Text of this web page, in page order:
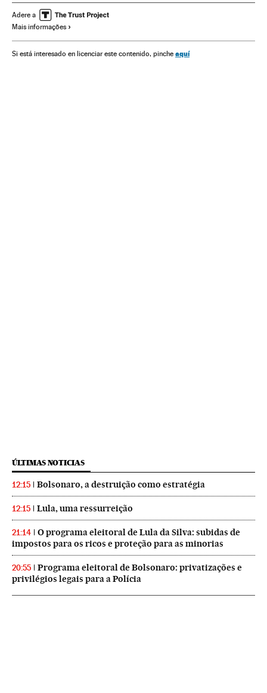
Proclamação Real Felipe VI
Felipe de Borbón y Grecia
Sucessão Real Chefe de Estado Casa Real Espanha
Adere a
Mais informações
Si está interesado en licenciar este contenido, pinche aquí
ÚLTIMAS NOTICIAS
12:15 Bolsonaro, a destruição como estratégia
12:15 Lula, uma ressurreição
21:14
O programa eleitoral de Lula da Silva: subidas de
impostos para os ricos e proteção para as minorias
20:55
Programa eleitoral de Bolsonaro: privatizações e
privilégios legais para a Polícia